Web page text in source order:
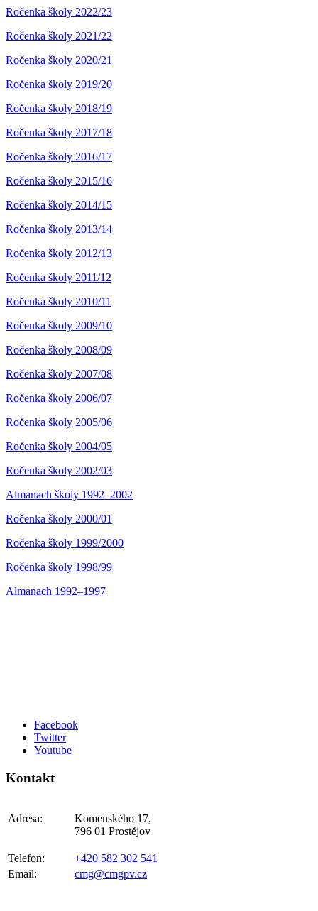
Ročenka školy 2022/23
Ročenka školy 2021/22
Ročenka školy 2020/21
Ročenka školy 2019/20
Ročenka školy 2018/19
Ročenka školy 2017/18
Ročenka školy 2016/17
Ročenka školy 2015/16
Ročenka školy 2014/15
Ročenka školy 2013/14
Ročenka školy 2012/13
Ročenka školy 2011/12
Ročenka školy 2010/11
Ročenka školy 2009/10
Ročenka školy 2008/09
Ročenka školy 2007/08
Ročenka školy 2006/07
Ročenka školy 2005/06
Ročenka školy 2004/05
Ročenka školy 2002/03
Almanach školy 1992–2002
Ročenka školy 2000/01
Ročenka školy 1999/2000
Ročenka školy 1998/99
Almanach 1992–1997
Facebook
Twitter
Youtube
Kontakt
Adresa:
Komenského 17,
796 01 Prostějov
Telefon:
+420 582 302 541
Email:
cmg@cmgpv.cz